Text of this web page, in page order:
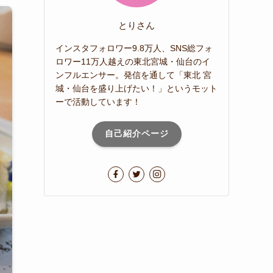
とりさん
インスタフォロワー9.8万人、SNS総フォ
ロワー11万人越えの東北宮城・仙台のイ
ンフルエンサー。発信を通して「東北 宮
城・仙台を盛り上げたい！」というモット
ーで活動しています！
自己紹介ページ